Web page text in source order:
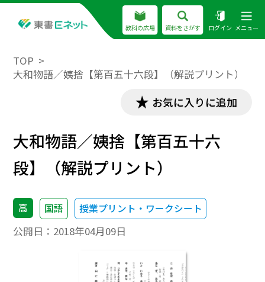
教科の広場 資料をさがす ログイン メニュー
TOP
大和物語／姨捨【第百五十六段】（解説プリント）
お気に入りに追加
大和物語／姨捨【第百五十六
段】（解説プリント）
高 国語 授業プリント・ワークシート
公開日： 2018年04月09日